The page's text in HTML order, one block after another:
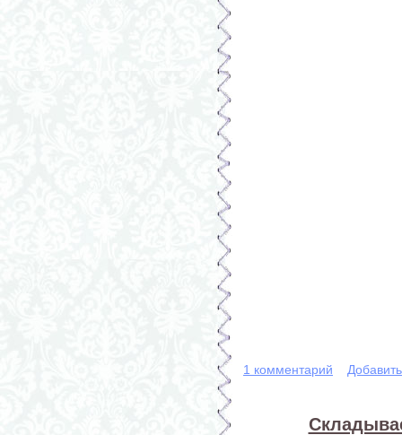
1 комментарий